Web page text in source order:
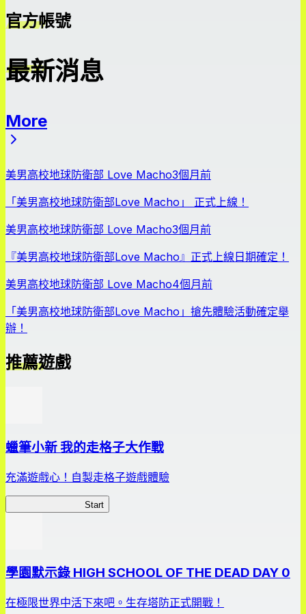
官方帳號
最新消息
More
美男高校地球防衛部 Love Macho3個月前
「美男高校地球防衛部Love Macho」 正式上線！
美男高校地球防衛部 Love Macho3個月前
『美男高校地球防衛部Love Macho』正式上線日期確定！
美男高校地球防衛部 Love Macho4個月前
「美男高校地球防衛部Love Macho」搶先體驗活動確定舉
辦！
推薦遊戲
蠟筆小新 我的走格子大作戰
充滿遊戲心！自製走格子遊戲體驗
Start
學園默示錄 HIGH SCHOOL OF THE DEAD DAY 0
在極限世界中活下來吧。生存塔防正式開戰！